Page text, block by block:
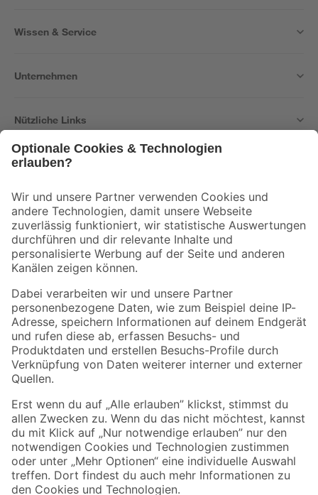
Wissen & Service
Unternehmen
Nützliche Links
Der toom Newsletter: Keine Angebote und Aktionen mehr verpassen!
Zur Newsletter Anmeldung
Folge uns
Zahlungsarten Versandarten
Sicher einkaufen
Jetzt die toom-App herunterladen